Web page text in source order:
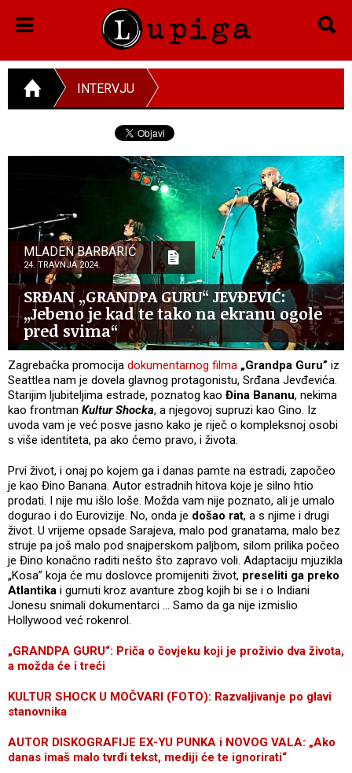
INTERVJU
MLADEN BARBARIĆ
24. TRAVNJA 2024.
SRĐAN „GRANDPA GURU“ JEVĐEVIĆ:
„Jebeno je kad te tako na ekranu ogole
pred svima“
Zagrebačka promocija dokumentarnog filma „Grandpa Guru” iz
Seattlea nam je dovela glavnog protagonistu, Srđana Jevđevića.
Starijim ljubiteljima estrade, poznatog kao Đina Bananu, nekima
kao frontman Kultur Shocka, a njegovoj supruzi kao Gino. Iz
uvoda vam je već posve jasno kako je riječ o kompleksnoj osobi
s više identiteta, pa ako ćemo pravo, i života.
Prvi život, i onaj po kojem ga i danas pamte na estradi, započeo
je kao Đino Banana. Autor estradnih hitova koje je silno htio
prodati. I nije mu išlo loše. Možda vam nije poznato, ali je umalo
dogurao i do Eurovizije. No, onda je došao rat, a s njime i drugi
život. U vrijeme opsade Sarajeva, malo pod granatama, malo bez
struje pa još malo pod snajperskom paljbom, silom prilika počeo
je Đino konačno raditi nešto što zapravo voli. Adaptaciju mjuzikla
„Kosa” koja će mu doslovce promijeniti život, preseliti ga preko
Atlantika i gurnuti kroz avanture zbog kojih bi se i o Indiani
Jonesu snimali dokumentarci ... Samo da ga nije izmislio
Hollywood već rokenrol.
„GRANDPA GURU“: Priča o čovjeku koji je proživio dva života,
a možda će i treći
KULTUR SHOCK U MOČVARI (FOTO): Razvaljivanje po glavi
stanovnika
AUTOR DISKOGRAFIJE EX-YU PUNKA i NOVOG VALA: „Ako
danas imaš malo tvrđi tekst, mediji će te ignorirati“